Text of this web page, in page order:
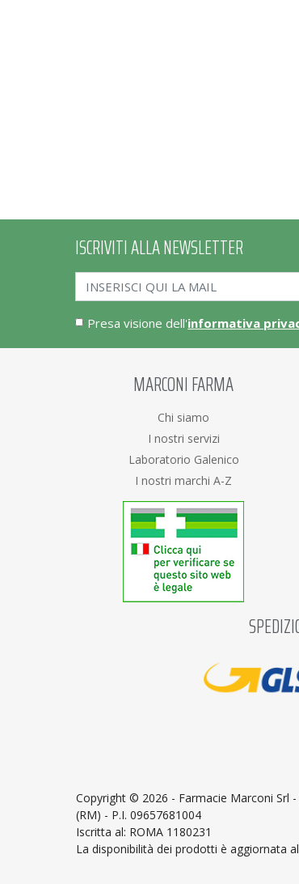
ISCRIVITI ALLA NEWSLETTER
Presa visione dell'informativa
MARCONI FARMA
Chi siamo
I nostri servizi
Laboratorio Galenico
I nostri marchi A-Z
Copyright © 2026 - Farmacie Marconi Srl
(RM) - P.I. 09657681004
Iscritta al: ROMA 1180231
La disponibilità dei prodotti è aggiornata